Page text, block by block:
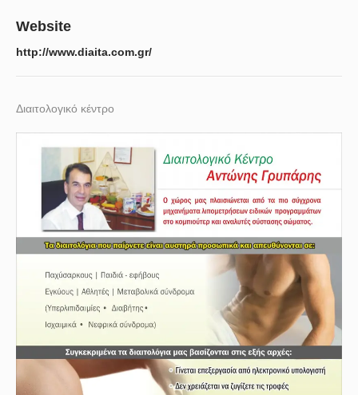
Website
http://www.diaita.com.gr/
Διαιτολογικό κέντρο